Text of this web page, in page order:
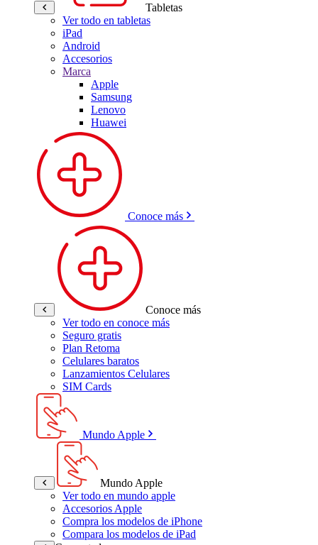
Tabletas
Ver todo en tabletas
iPad
Android
Accesorios
Marca
Apple
Samsung
Lenovo
Huawei
Conoce más
Conoce más
Ver todo en conoce más
Seguro gratis
Plan Retoma
Celulares baratos
Lanzamientos Celulares
SIM Cards
Mundo Apple
Mundo Apple
Ver todo en mundo apple
Accesorios Apple
Compra los modelos de iPhone
Compara los modelos de iPad